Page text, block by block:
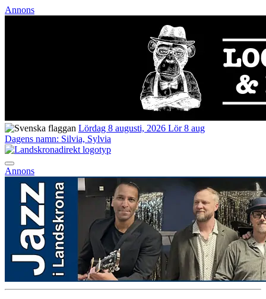
Annons
Lördag 8 augusti, 2026 Lör 8 aug
Dagens namn: Silvia, Sylvia
Annons